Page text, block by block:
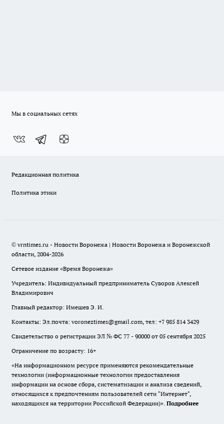
Мы в социальных сетях
Редакционная политика
Политика этики
© vrntimes.ru - Новости Воронежа | Новости Воронежа и Воронежской
области, 2004-2026
Сетевое издание «Время Воронежа»
Учредитель: Индивидуальный предприниматель Суворов Алексей
Владимирович
Главный редактор: Имешев Э. И.
Контакты: Эл.почта: voroneztimes@gmail.com, тел: +7 985 814 3429
Свидетельство о регистрации ЭЛ № ФС 77 - 90000 от 05 сентября 2025
Ограничение по возрасту: 16+
«На информационном ресурсе применяются рекомендательные
технологии (информационные технологии предоставления
информации на основе сбора, систематизации и анализа сведений,
относящихся к предпочтениям пользователей сети "Интернет",
находящихся на территории Российской Федерации)». Подробнее